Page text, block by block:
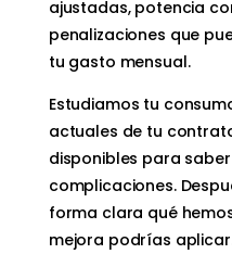
ajustadas, potencia
penalizaciones que
tu gasto mensual.
Estudiamos tu
actuales de tu
disponibles para
complicaciones.
forma clara qué
mejora podrías